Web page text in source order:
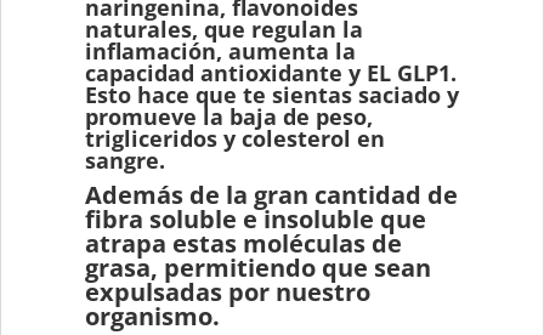
naringenina, flavonoides
naturales, que regulan la
inflamación, aumenta la
capacidad antioxidante y EL GLP1.
Esto hace que te sientas saciado y
promueve la baja de peso,
trigliceridos y colesterol en
sangre.
Además de la gran cantidad de
fibra soluble e insoluble que
atrapa estas moléculas de
grasa, permitiendo que sean
expulsadas por nuestro
organismo.